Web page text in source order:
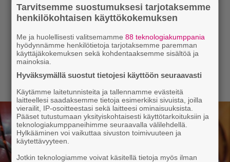
Tarvitsemme suostumuksesi tarjotaksemme
henkilökohtaisen käyttökokemuksen
Me ja huolellisesti valitsemamme88 teknologiakumppania
hyödynnämme henkilötietoja tarjotaksemme paremman
käyttäjäkokemuksen sekä kohdentaaksemme sisältöä ja
mainoksia.
Hyväksymällä suostut tietojesi käyttöön seuraavasti
Käytämme laitetunnisteita ja tallennamme evästeitä
laitteellesi saadaksemme tietoja esimerkiksi sivuista, joilla
vierailit, IP-osoitteestasi sekä laitteesi ominaisuuksista.
Pääset tutustumaan yksityiskohtaisesti käyttötarkoituksiin ja
teknologiakumppaneihimme seuraavalla välilehdellä.
Hylkääminen voi vaikuttaa sivuston toimivuuteen ja
käytettävyyteen.
Jotkin teknologiamme voivat käsitellä tietoja myös ilman